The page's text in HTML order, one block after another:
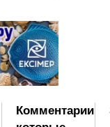
Комментарии